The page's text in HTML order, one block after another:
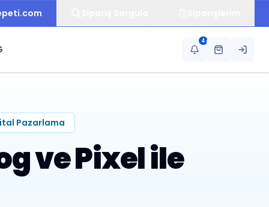
4
Pazarlama